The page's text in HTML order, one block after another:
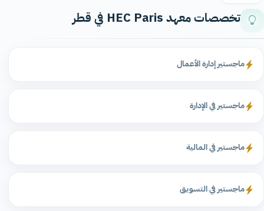
تخصصات معهد HEC Paris في قطر
ماجستير إدارة الأعمال
ماجستير في الإدارة
ماجستير في المالية
ماجستير في التسويق